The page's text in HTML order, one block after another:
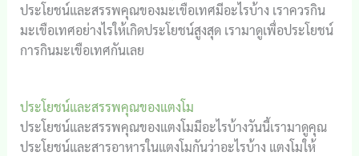
ประโยชน์และสรรพคุณของมะเขือเทศมีอะไรบ้าง เราควรกิน
มะเขือเทศอย่างไรให้เกิดประโยชน์สูงสุด เรามาดูเพื่อประโยชน์
การกินมะเขือเทศกันเลย
ประโยชน์และสรรพคุณของแตงโม
ประโยชน์และสรรพคุณของแตงโมมีอะไรบ้างวันนี้เรามาดูคุณ
ประโยชน์และสารอาหารในแตงโมกันว่าอะไรบ้าง แตงโมให้